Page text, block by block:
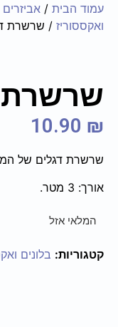
עמוד הבית /
ואקססוריז / שרשרת
שרשרת
10.90 ₪
שרשרת דגלים של
אורך: 3 מטר.
המלאי אזל
קטגוריות: בלונים